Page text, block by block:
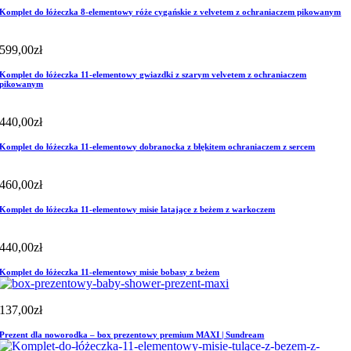
Komplet do łóżeczka 8-elementowy róże cygańskie z velvetem z ochraniaczem pikowanym
599,00zł
Komplet do łóżeczka 11-elementowy gwiazdki z szarym velvetem z ochraniaczem
pikowanym
440,00zł
Komplet do łóżeczka 11-elementowy dobranocka z błękitem ochraniaczem z sercem
460,00zł
Komplet do łóżeczka 11-elementowy misie latające z beżem z warkoczem
440,00zł
Komplet do łóżeczka 11-elementowy misie bobasy z beżem
137,00zł
Prezent dla noworodka – box prezentowy premium MAXI | Sundream